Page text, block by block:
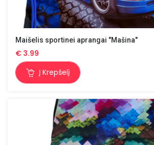
Maišelis sportinei aprangai "Mašina"
€ 3.99
Į Krepšelį